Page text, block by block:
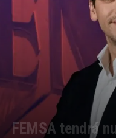
FEMSA tendrá